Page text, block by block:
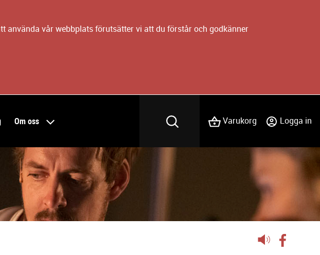
använda vår webbplats förutsätter vi att du förstår och godkänner
Varukorg Logga in
Om oss
Lyssna